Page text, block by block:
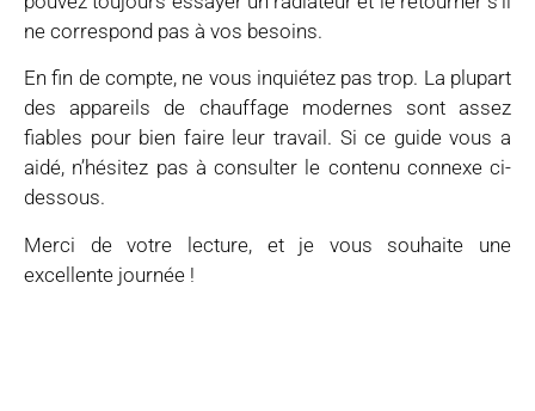
ne correspond pas à vos besoins.
En fin de compte, ne vous inquiétez pas trop. La plupart
des appareils de chauffage modernes sont assez
fiables pour bien faire leur travail. Si ce guide vous a
aidé, n’hésitez pas à consulter le contenu connexe ci-
dessous.
Merci de votre lecture, et je vous souhaite une
excellente journée !